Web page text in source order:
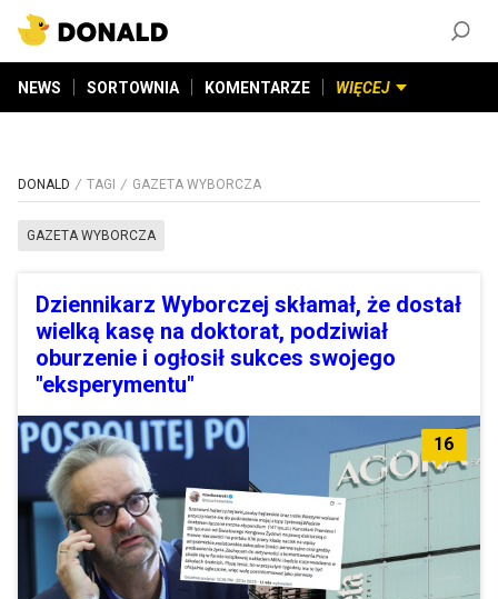
NEWS SORTOWNIA KOMENTARZE WIĘCEJ
DONALD TAGI GAZETA WYBORCZA
GAZETA WYBORCZA
Dziennikarz Wyborczej skłamał, że dostał
wielką kasę na doktorat, podziwiał
oburzenie i ogłosił sukces swojego
"eksperymentu"
16